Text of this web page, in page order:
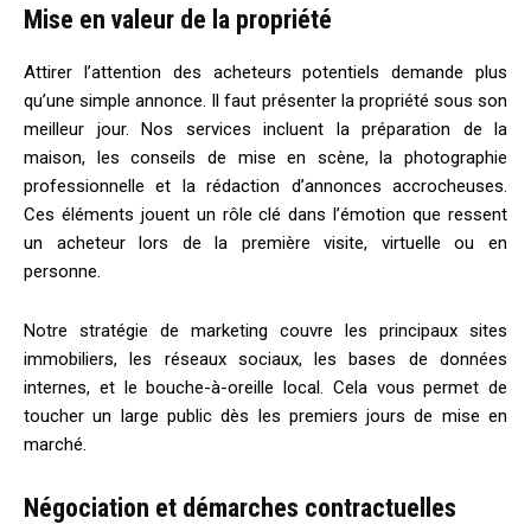
Mise en valeur de la propriété
Attirer l’attention des acheteurs potentiels demande plus
qu’une simple annonce. Il faut présenter la propriété sous son
meilleur jour. Nos services incluent la préparation de la
maison, les conseils de mise en scène, la photographie
professionnelle et la rédaction d’annonces accrocheuses.
Ces éléments jouent un rôle clé dans l’émotion que ressent
un acheteur lors de la première visite, virtuelle ou en
personne.
Notre stratégie de marketing couvre les principaux sites
immobiliers, les réseaux sociaux, les bases de données
internes, et le bouche-à-oreille local. Cela vous permet de
toucher un large public dès les premiers jours de mise en
marché.
Négociation et démarches contractuelles